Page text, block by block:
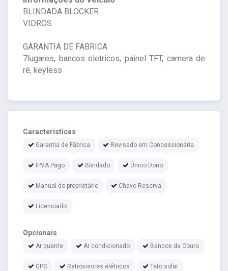
BLINDADA BLOCKER
VIDROS
GARANTIA DE FABRICA
7lugares, bancos eletricos, painel TFT, camera de
ré, keyless
Características
Garantia de Fábrica Revisado em Concessionária
IPVA Pago Blindado Único Dono
Manual do proprietário Chave Reserva
Licenciado
Opcionais
Ar quente Ar condicionado Bancos de Couro
GPS Retrovisores elétricos Teto solar